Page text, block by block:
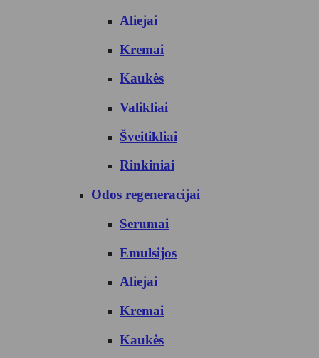
Aliejai
Kremai
Kaukės
Valikliai
Šveitikliai
Rinkiniai
Odos regeneracijai
Serumai
Emulsijos
Aliejai
Kremai
Kaukės